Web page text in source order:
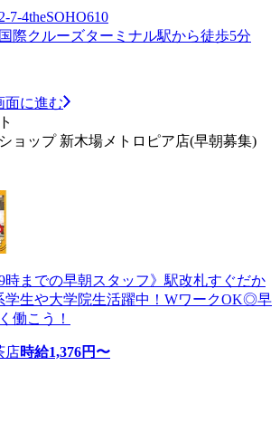
7-4theSOHO610
際クルーズターミナル駅から徒歩5分
面に進む
ョップ 新木場メトロピア店(早朝募集)
時までの早朝スタッフ》駅改札すぐだか
学生や大学院生活躍中！WワークOK◎早
働こう！
店時給1,376円〜